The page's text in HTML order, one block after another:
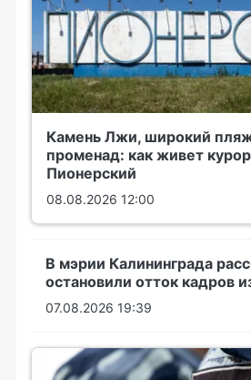
Камень Лжи, широкий
променад: как живет
Пионерский
08.08.2026 12:00
В мэрии Калининграда
остановили отток кадров
07.08.2026 19:39